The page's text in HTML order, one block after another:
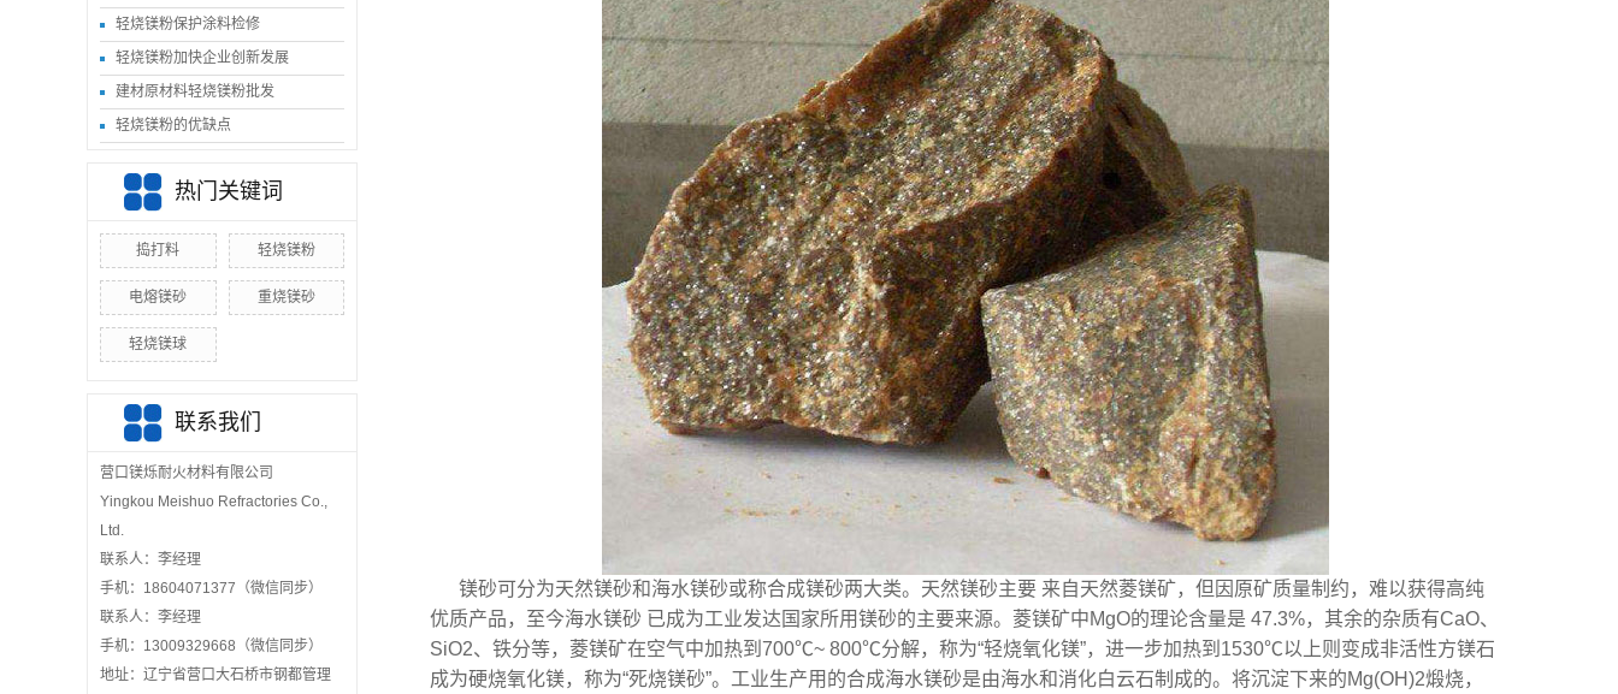
轻烧镁粉保护涂料检修
轻烧镁粉加快企业创新发展
建材原材料轻烧镁粉批发
轻烧镁粉的优缺点
热门关键词
捣打料 轻烧镁粉
电熔镁砂 重烧镁砂
轻烧镁球
联系我们
营口镁烁耐火材料有限公司
Yingkou Meishuo Refractories Co.,
Ltd.
联系人：李经理
手机：18604071377（微信同步）
联系人：李经理
手机：13009329668（微信同步）
地址：辽宁省营口大石桥市钢都管理
镁砂可分为天然镁砂和海水镁砂或称合成镁砂两大类。天然镁砂主要 来自天然菱镁矿，但因原矿质量制约，难以获得高纯
优质产品，至今海水镁砂 已成为工业发达国家所用镁砂的主要来源。菱镁矿中MgO的理论含量是 47.3%，其余的杂质有CaO、
SiO2、铁分等，菱镁矿在空气中加热到700℃~ 800℃分解，称为“轻烧氧化镁”，进一步加热到1530℃以上则变成非活性方镁石
成为硬烧氧化镁，称为“死烧镁砂”。工业生产用的合成海水镁砂是由海水和消化白云石制成的。将沉淀下来的Mg(OH)2煅烧，